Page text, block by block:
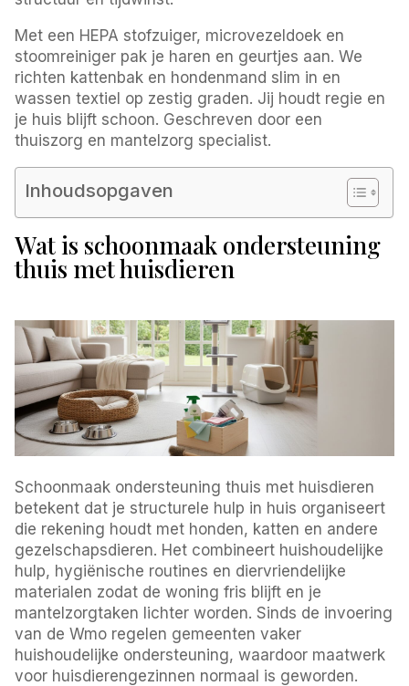
Met een HEPA stofzuiger, microvezeldoek en
stoomreiniger pak je haren en geurtjes aan. We
richten kattenbak en hondenmand slim in en
wassen textiel op zestig graden. Jij houdt regie en
je huis blijft schoon. Geschreven door een
thuiszorg en mantelzorg specialist.
Inhoudsopgaven
Wat is schoonmaak ondersteuning
thuis met huisdieren
Schoonmaak ondersteuning thuis met huisdieren
betekent dat je structurele hulp in huis organiseert
die rekening houdt met honden, katten en andere
gezelschapsdieren. Het combineert huishoudelijke
hulp, hygiënische routines en diervriendelijke
materialen zodat de woning fris blijft en je
mantelzorgtaken lichter worden. Sinds de invoering
van de Wmo regelen gemeenten vaker
huishoudelijke ondersteuning, waardoor maatwerk
voor huisdierengezinnen normaal is geworden.